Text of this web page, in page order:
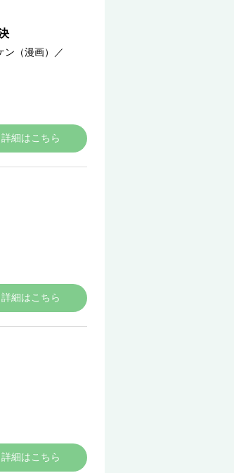
ン（漫画）
／
詳細はこちら
詳細はこちら
詳細はこちら